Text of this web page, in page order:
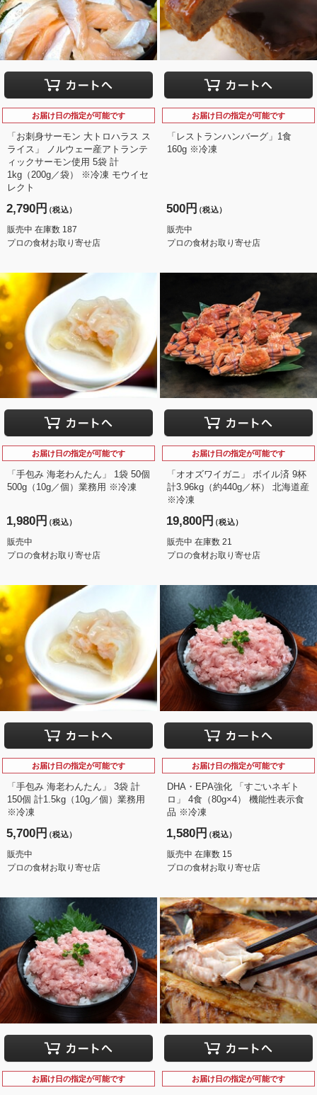
お届け日の指定が可能です
「お刺身サーモン 大トロハラス ス
ライス」 ノルウェー産アトランテ
ィックサーモン使用 5袋 計
1kg（200g／袋） ※冷凍 モウイセ
レクト
2,790円（税込）
販売中 在庫数 187
プロの食材お取り寄せ店
お届け日の指定が可能です
「レストランハンバーグ」1食
160g ※冷凍
500円（税込）
販売中
プロの食材お取り寄せ店
お届け日の指定が可能です
「手包み 海老わんたん」 1袋 50個
500g（10g／個）業務用 ※冷凍
1,980円（税込）
販売中
プロの食材お取り寄せ店
お届け日の指定が可能です
「オオズワイガニ」 ボイル済 9杯
計3.96kg（約440g／杯） 北海道産
※冷凍
19,800円（税込）
販売中 在庫数 21
プロの食材お取り寄せ店
お届け日の指定が可能です
「手包み 海老わんたん」 3袋 計
150個 計1.5kg（10g／個）業務用
※冷凍
5,700円（税込）
販売中
プロの食材お取り寄せ店
お届け日の指定が可能です
DHA・EPA強化 「すごいネギト
ロ」 4食（80g×4） 機能性表示食
品 ※冷凍
1,580円（税込）
販売中 在庫数 15
プロの食材お取り寄せ店
お届け日の指定が可能です お届け日の指定が可能です